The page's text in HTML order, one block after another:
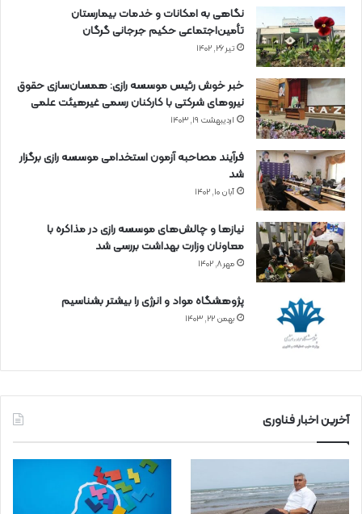
نگاهی به امکانات و خدمات بیمارستان
تأمین‌اجتماعی حکیم جرجانی گرگان
تیر ۲۶, ۱۴۰۲
خبر خوش رئیس موسسه رازی: همسان‌سازی حقوق
نیروهای شرکتی با کارکنان رسمی غیرهیئت علمی
اردیبهشت ۱۹, ۱۴۰۳
فرآیند مصاحبه آزمون استخدامی موسسه رازی برگزار
شد
آبان ۱۰, ۱۴۰۲
نیازها و چالش‌های موسسه رازی در مذاکره با
معاونان وزارت بهداشت بررسی شد
مهر ۸, ۱۴۰۲
پژوهشگاه مواد و انرژی را بیشتر بشناسیم
بهمن ۲۲, ۱۴۰۳
آخرین اخبار فناوری